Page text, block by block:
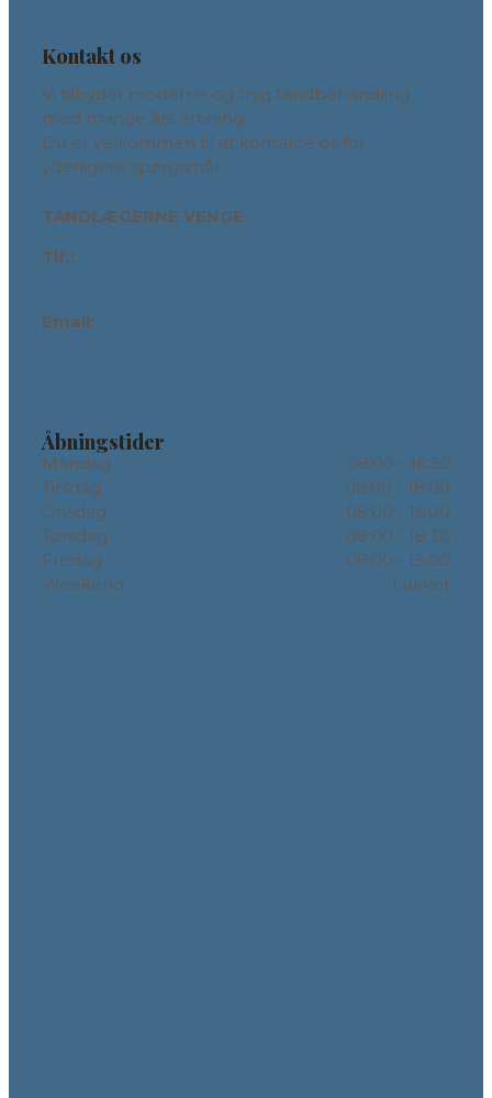
Kontakt os
Vi tilbyder moderne og tryg tandbehandling
med mange års erfaring.
Du er velkommen til at kontakte os for
yderligere spørgsmål.
TANDLÆGERNE VENGE
Tlf.:
Email:
Åbningstider
Mandag
08:00 - 16:30
Tirsdag
08:00 - 18:00
Onsdag
08:00 - 16:00
Torsdag
08:00 - 18:30
Fredag
08:00 - 15:00
Weekend
Lukket